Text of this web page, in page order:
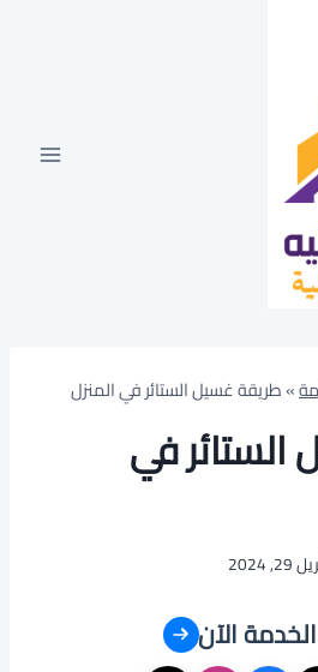
»طريقة غسيل الستائر في المنزل
في
2024
الآن